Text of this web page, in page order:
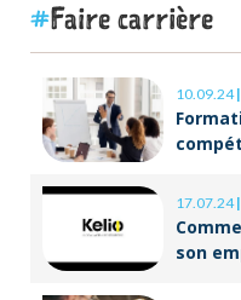
Faire carrière
10.09.24|
17.07.24|
son